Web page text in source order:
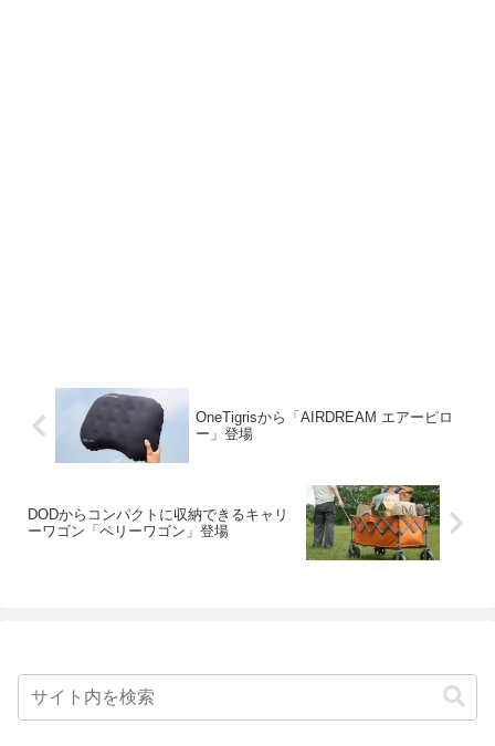
OneTigrisから「AIRDREAM エアーピロ
ー」登場
DODからコンパクトに収納できるキャリ
ーワゴン「ペリーワゴン」登場